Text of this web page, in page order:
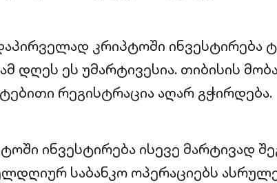
კრიპტოში ინვესტირება
დღეს ეს უმარტივესია. თიბისის
რეგისტრაცია აღარ გჭირდება.
ინვესტირება ისევე მარტივად
საბანკო ოპერაციებს